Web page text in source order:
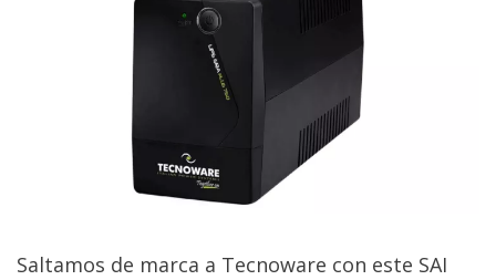
Saltamos de marca a Tecnoware con este SAI